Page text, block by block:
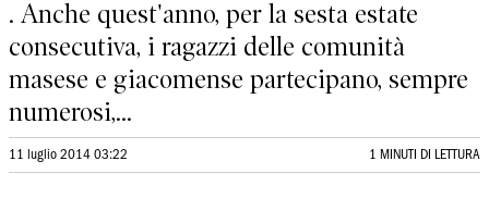
. Anche quest'anno, per la sesta estate
consecutiva, i ragazzi delle comunità
masese e giacomense partecipano, sempre
numerosi,...
11 luglio 2014 03:22 1 MINUTI DI LETTURA